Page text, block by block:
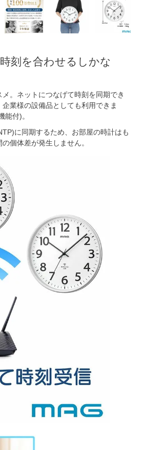
刻を合わせるしかな
。ネットにつなげて時刻を同期でき
業様の設備品としても利用できま
付)。
に同期するため、お部屋の時計はも
個体差が発生しません。